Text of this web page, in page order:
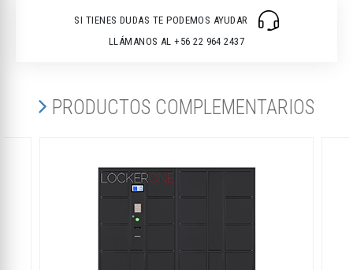
SI TIENES DUDAS TE PODEMOS AYUDAR
LLÁMANOS AL +56 22 964 2437
PRODUCTOS COMPLEMENTARIOS